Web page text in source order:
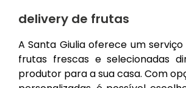
delivery de frutas
A Santa Giulia oferece um
frutas frescas e selecionadas
produtor para a sua casa. Com